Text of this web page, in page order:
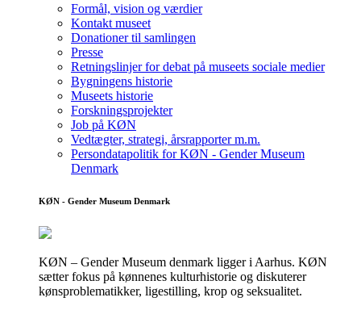
Formål, vision og værdier
Kontakt museet
Donationer til samlingen
Presse
Retningslinjer for debat på museets sociale medier
Bygningens historie
Museets historie
Forskningsprojekter
Job på KØN
Vedtægter, strategi, årsrapporter m.m.
Persondatapolitik for KØN - Gender Museum
Denmark
KØN - Gender Museum Denmark
KØN – Gender Museum denmark ligger i Aarhus. KØN
sætter fokus på kønnenes kulturhistorie og diskuterer
kønsproblematikker, ligestilling, krop og seksualitet.